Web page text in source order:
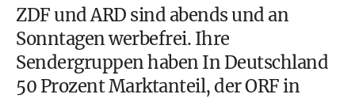
ZDF und ARD sind abends und an
Sonntagen werbefrei. Ihre
Sendergruppen haben In Deutschland
50 Prozent Marktanteil, der ORF in